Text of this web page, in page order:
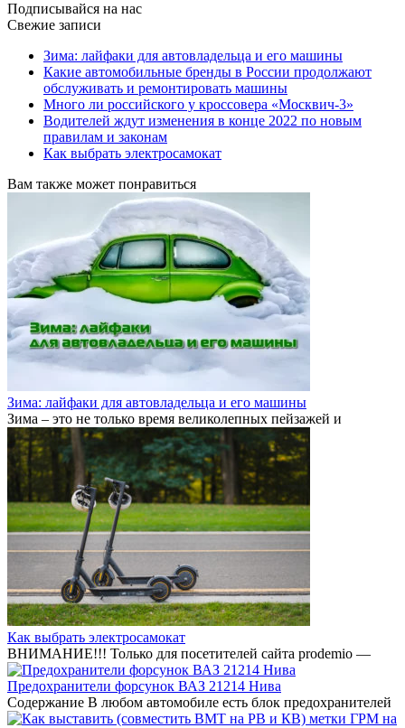
Подписывайся на нас
Свежие записи
Зима: лайфаки для автовладельца и его машины
Какие автомобильные бренды в России продолжают
обслуживать и ремонтировать машины
Много ли российского у кроссовера «Москвич-3»
Водителей ждут изменения в конце 2022 по новым
правилам и законам
Как выбрать электросамокат
Вам также может понравиться
Зима: лайфаки для автовладельца и его машины
Зима – это не только время великолепных пейзажей и
Как выбрать электросамокат
ВНИМАНИЕ!!! Только для посетителей сайта prodemio —
Предохранители форсунок ВАЗ 21214 Нива
Содержание В любом автомобиле есть блок предохранителей